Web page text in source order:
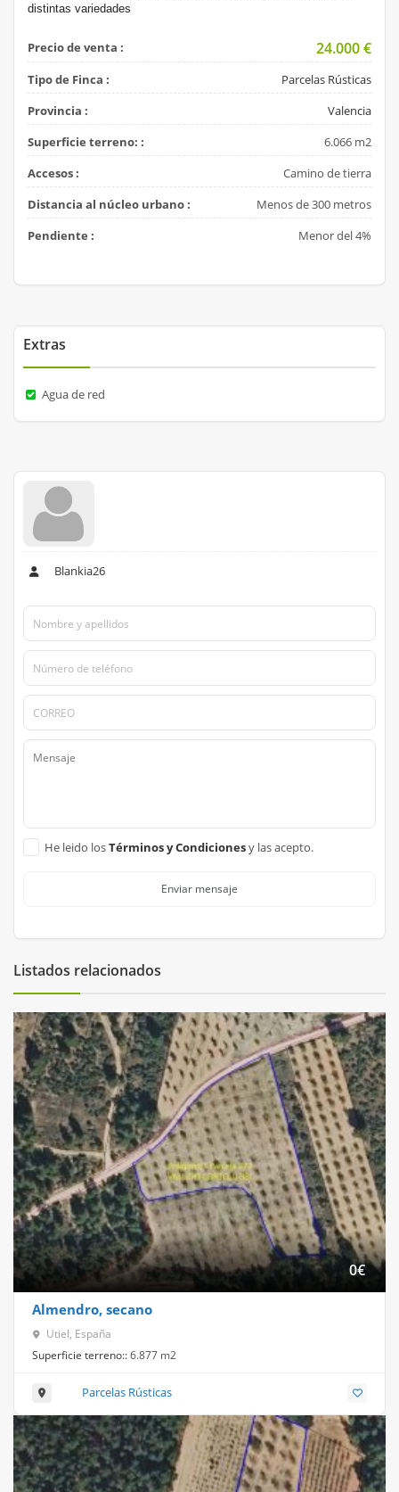
distintas variedades
Precio de venta : 24.000€
Tipo de Finca :
Parcelas Rústicas
Provincia :
Valencia
Superficie terreno: :
6.066 m2
Accesos :
Camino de tierra
Distancia al núcleo urbano :
Menos de 300 metros
Pendiente :
Menor del 4%
Extras
Agua de red
Blankia26
He leido losTérminos y Condicionesy las acepto.
Enviar mensaje
Listados relacionados
0€
Almendro, secano
Utiel, España
Superficie terreno::6.877 m2
Parcelas Rústicas